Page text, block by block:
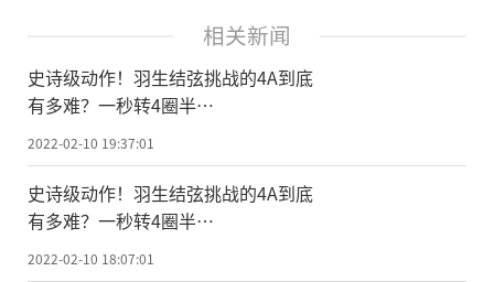
相关新闻
史诗级动作！羽生结弦挑战的4A到底
有多难？一秒转4圈半…
2022-02-10 19:37:01
史诗级动作！羽生结弦挑战的4A到底
有多难？一秒转4圈半…
2022-02-10 18:07:01